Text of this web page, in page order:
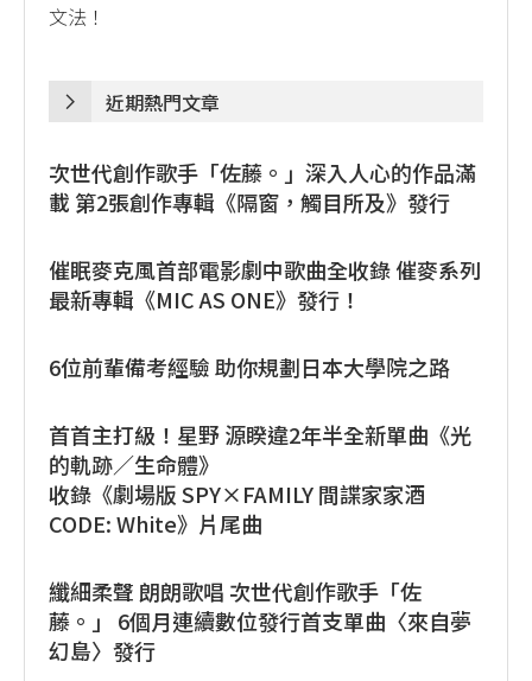
文法！
近期熱門文章
次世代創作歌手「佐藤。」深入人心的作品滿
載 第2張創作專輯《隔窗，觸目所及》發行
催眠麥克風首部電影劇中歌曲全收錄 催麥系列
最新專輯《MIC AS ONE》發行！
6位前輩備考經驗 助你規劃日本大學院之路
首首主打級！星野 源睽違2年半全新單曲《光
的軌跡／生命體》
收錄《劇場版 SPY×FAMILY 間諜家家酒
CODE: White》片尾曲
纖細柔聲 朗朗歌唱 次世代創作歌手「佐
藤。」 6個月連續數位發行首支單曲〈來自夢
幻島〉發行